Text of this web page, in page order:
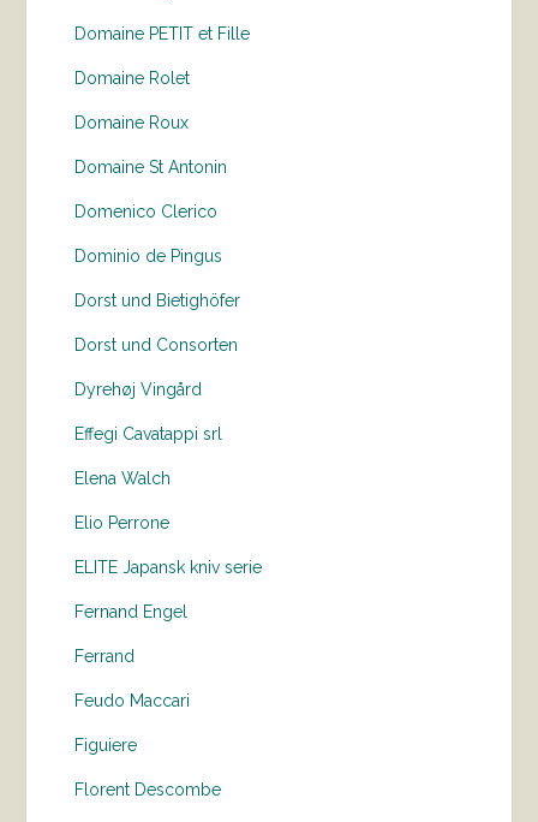
Domaine PETIT et Fille
Domaine Rolet
Domaine Roux
Domaine St Antonin
Domenico Clerico
Dominio de Pingus
Dorst und Bietighöfer
Dorst und Consorten
Dyrehøj Vingård
Effegi Cavatappi srl
Elena Walch
Elio Perrone
ELITE Japansk kniv serie
Fernand Engel
Ferrand
Feudo Maccari
Figuiere
Florent Descombe